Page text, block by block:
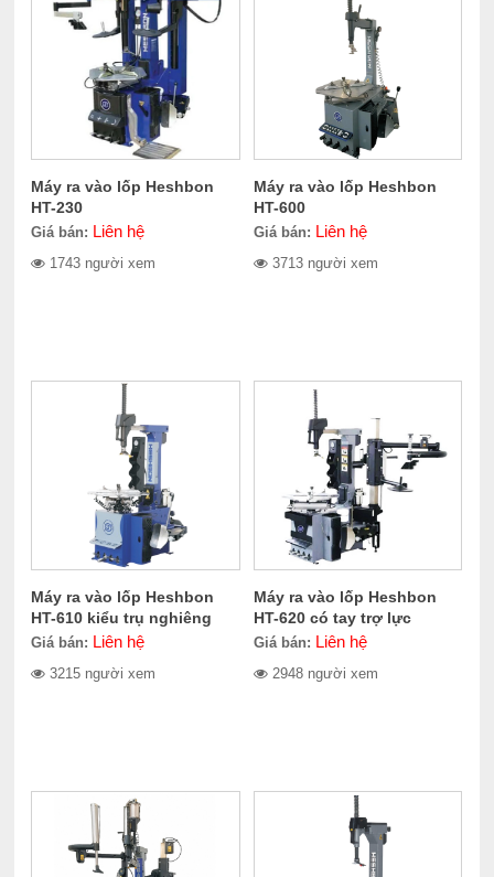
Máy ra vào lốp Heshbon
HT-230
Giá bán: Liên hệ
1743 người xem
Máy ra vào lốp Heshbon
HT-600
Giá bán: Liên hệ
3713 người xem
Máy ra vào lốp Heshbon
HT-610 kiểu trụ nghiêng
Giá bán: Liên hệ
3215 người xem
Máy ra vào lốp Heshbon
HT-620 có tay trợ lực
Giá bán: Liên hệ
2948 người xem